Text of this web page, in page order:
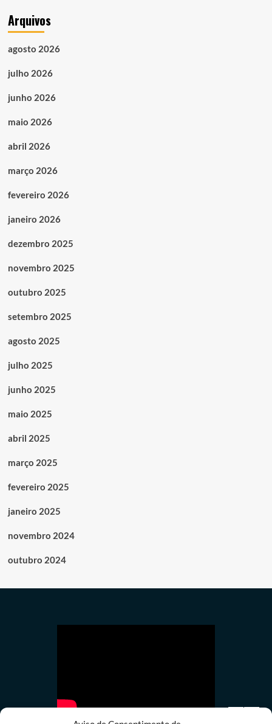
Arquivos
agosto 2026
julho 2026
junho 2026
maio 2026
abril 2026
março 2026
fevereiro 2026
janeiro 2026
dezembro 2025
novembro 2025
outubro 2025
setembro 2025
agosto 2025
julho 2025
junho 2025
maio 2025
abril 2025
março 2025
fevereiro 2025
janeiro 2025
novembro 2024
outubro 2024